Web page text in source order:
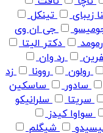
زیبای
تینکل
جی ان وی
دکتر الیتا
رد وان
رولون روونا
زد
سادور
ساسکین
سریتا
سلرانیکو
سواوا کیدز
شیگلم